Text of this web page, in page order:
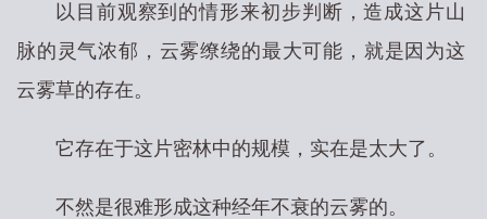
以目前观察到的情形来初步判断，造成这片山
脉的灵气浓郁，云雾缭绕的最大可能，就是因为这
云雾草的存在。
它存在于这片密林中的规模，实在是太大了。
不然是很难形成这种经年不衰的云雾的。